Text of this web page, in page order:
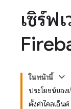
เซิร์ฟ
ในหน้านี้
ประโยชน์ของ
ตั้งค่าไคลเอ็นต์